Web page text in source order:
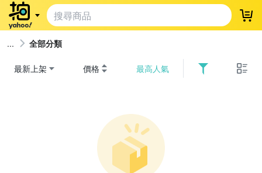
登
全部分類
最新上架 價格 最高人氣